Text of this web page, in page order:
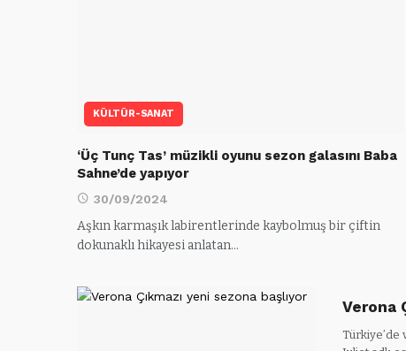
KÜLTÜR-SANAT
‘Üç Tunç Tas’ müzikli oyunu sezon galasını Baba
Sahne’de yapıyor
30/09/2024
Aşkın karmaşık labirentlerinde kaybolmuş bir çiftin
dokunaklı hikayesi anlatan…
Verona
Türkiye’de